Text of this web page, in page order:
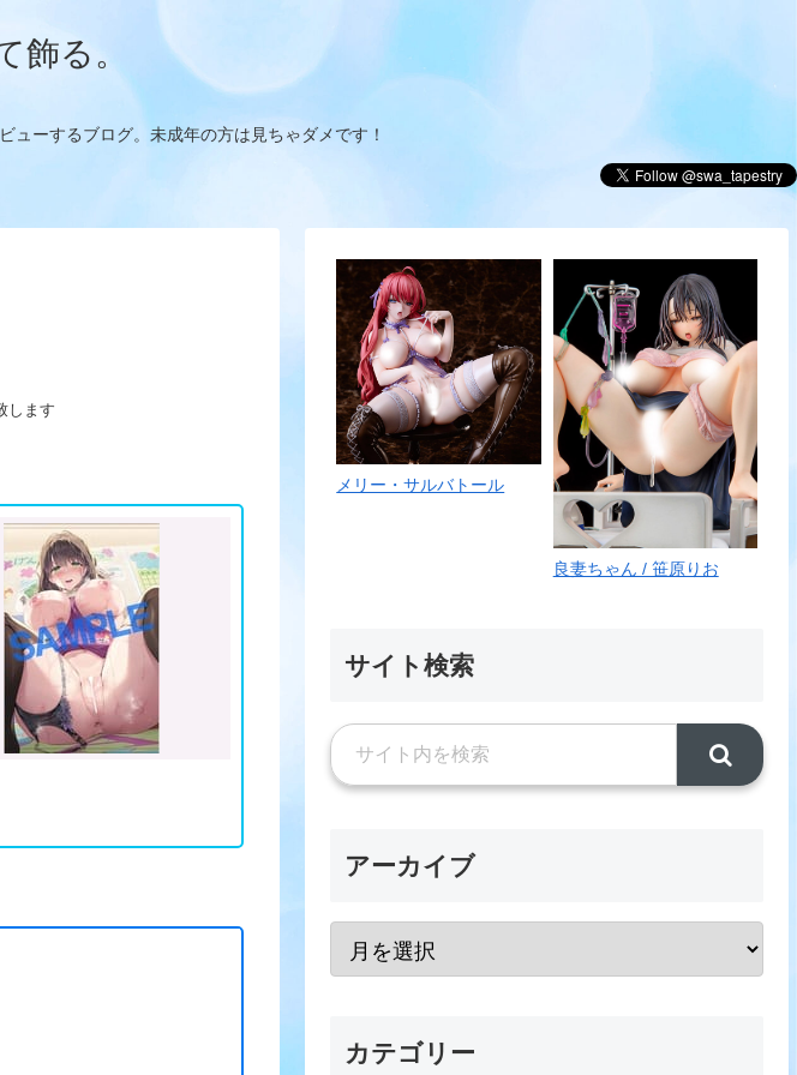
飾る。
ューするブログ。未成年の方は見ちゃダメです！
します
メリー・サルバトール
良妻ちゃん / 笹原りお
サイト検索
アーカイブ
カテゴリー